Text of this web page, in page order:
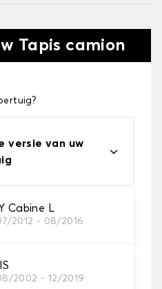
Tapis camion
versie van uw
Cabine L
2012 - 08/2016
2002 - 12/2019
vrachtwagenmat.
dat je nodig hebt.